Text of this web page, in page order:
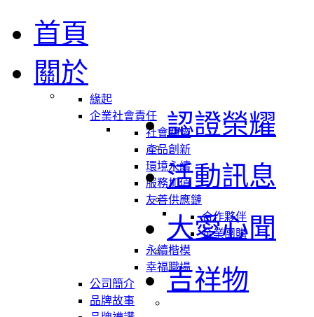
首頁
關於
緣起
企業社會責任
社會關懷
產品創新
環境永續
服務加值
友善供應鏈
合作夥伴
企業團購
永續楷模
幸福職場
公司簡介
品牌故事
認證榮耀
活動訊息
大愛心聞
吉祥物